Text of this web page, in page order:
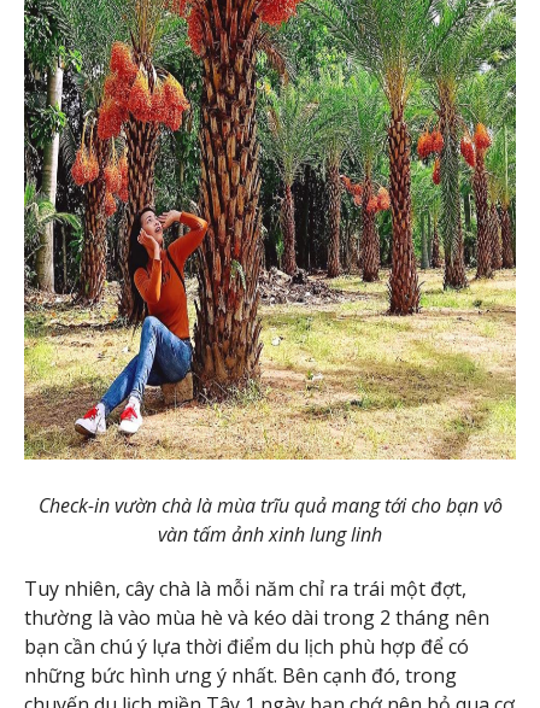
Check-in vườn chà là mùa trĩu quả mang tới cho bạn vô
vàn tấm ảnh xinh lung linh
Tuy nhiên, cây chà là mỗi năm chỉ ra trái một đợt,
thường là vào mùa hè và kéo dài trong 2 tháng nên
bạn cần chú ý lựa thời điểm du lịch phù hợp để có
những bức hình ưng ý nhất. Bên cạnh đó, trong